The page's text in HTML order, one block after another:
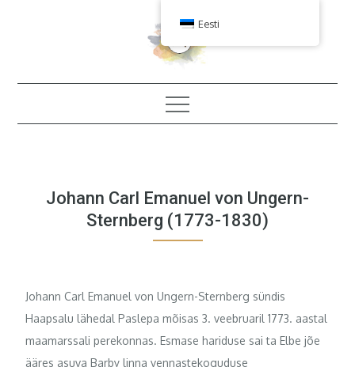
Johann Carl Emanuel von Ungern-
Sternberg (1773-1830)
Johann Carl Emanuel von Ungern-Sternberg sündis
Haapsalu lähedal Paslepa mõisas 3. veebruaril 1773. aastal
maamarssali perekonnas. Esmase hariduse sai ta Elbe jõe
ääres asuva Barby linna vennastekoguduse
Eesti